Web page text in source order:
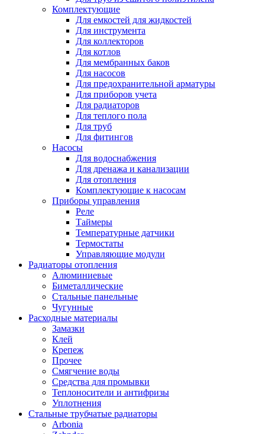
Комплектующие
Для емкостей для жидкостей
Для инструмента
Для коллекторов
Для котлов
Для мембранных баков
Для насосов
Для предохранительной арматуры
Для приборов учета
Для радиаторов
Для теплого пола
Для труб
Для фитингов
Насосы
Для водоснабжения
Для дренажа и канализации
Для отопления
Комплектующие к насосам
Приборы управления
Реле
Таймеры
Температурные датчики
Термостаты
Управляющие модули
Радиаторы отопления
Алюминиевые
Биметаллические
Стальные панельные
Чугунные
Расходные материалы
Замазки
Клей
Крепеж
Прочее
Смягчение воды
Средства для промывки
Теплоносители и антифризы
Уплотнения
Стальные трубчатые радиаторы
Arbonia